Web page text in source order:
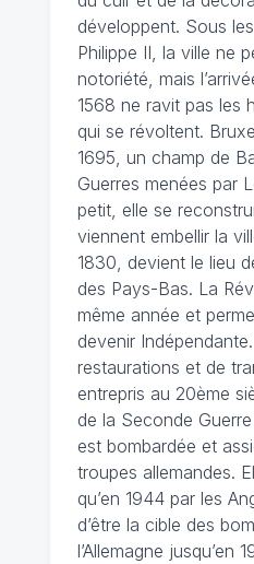
développent. Sous
Philippe II, la ville ne
notoriété, mais
1568 ne ravit pas les
qui se révoltent.
1695, un champ de
Guerres menées par
petit, elle se
viennent embellir la
1830, devient le lieu
des Pays-Bas. La
même année et
devenir
restaurations et de
entrepris au 20ème
de la Seconde
est bombardée et
troupes allemandes.
qu’en 1944 par les
d’être la cible des
l’Allemagne jusqu’en